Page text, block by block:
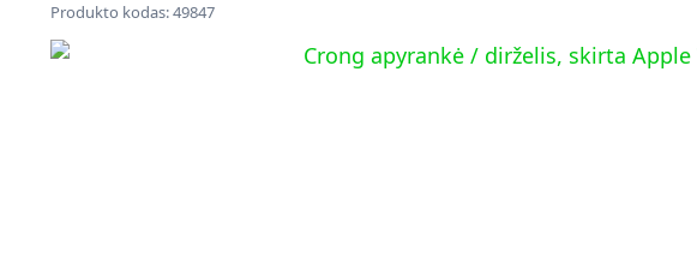
Produkto kodas:49847